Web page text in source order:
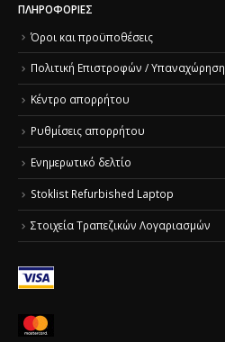
ΠΛΗΡΟΦΟΡΊΕΣ
Όροι και προϋποθέσεις
Πολιτική Επιστροφών / Υπαναχώρηση
Κέντρο απορρήτου
Ρυθμίσεις απορρήτου
Ενημερωτικό δελτίο
Stoklist Refurbished Laptop
Στοιχεία Τραπεζικών Λογαριασμών